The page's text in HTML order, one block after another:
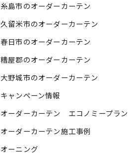
糸島市のオーダーカーテン
久留米市のオーダーカーテン
春日市のオーダーカーテン
糟屋郡のオーダーカーテン
大野城市のオーダーカーテン
キャンペーン情報
オーダーカーテン エコノミープラン
オーダーカーテン施工事例
オーニング